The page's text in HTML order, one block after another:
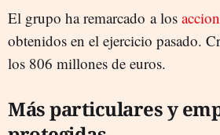
El grupo ha remarcado a los
obtenidos en el ejercicio pasado.
los 806 millones de euros.
Más particulares y